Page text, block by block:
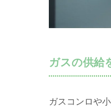
ガスの供給
ガスコンロや